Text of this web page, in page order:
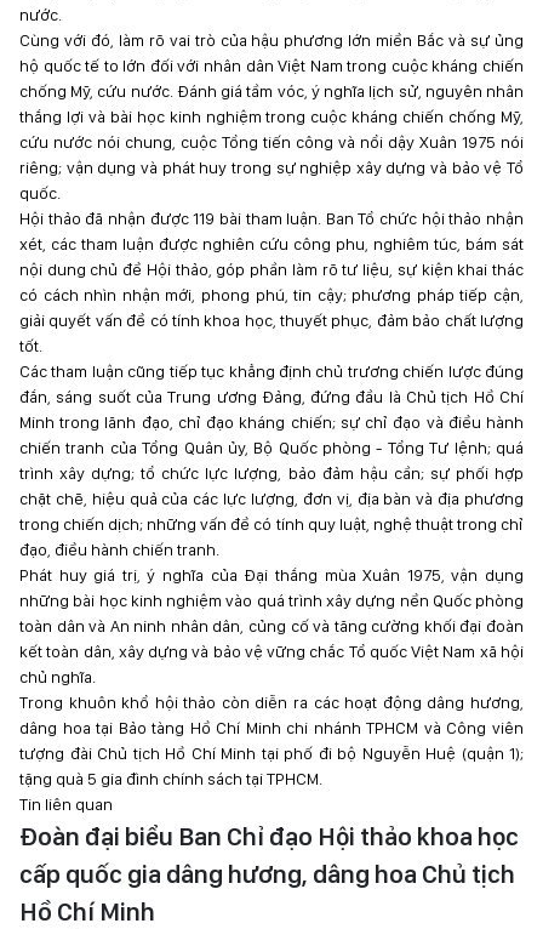
nước.
Cùng với đó, làm rõ vai trò của hậu phương lớn miền Bắc và sự ủng
hộ quốc tế to lớn đối với nhân dân Việt Nam trong cuộc kháng chiến
chống Mỹ, cứu nước. Đánh giá tầm vóc, ý nghĩa lịch sử, nguyên nhân
thắng lợi và bài học kinh nghiệm trong cuộc kháng chiến chống Mỹ,
cứu nước nói chung, cuộc Tổng tiến công và nổi dậy Xuân 1975 nói
riêng; vận dụng và phát huy trong sự nghiệp xây dựng và bảo vệ Tổ
quốc.
Hội thảo đã nhận được 119 bài tham luận. Ban Tổ chức hội thảo nhận
xét, các tham luận được nghiên cứu công phu, nghiêm túc, bám sát
nội dung chủ đề Hội thảo, góp phần làm rõ tư liệu, sự kiện khai thác
có cách nhìn nhận mới, phong phú, tin cậy; phương pháp tiếp cận,
giải quyết vấn đề có tính khoa học, thuyết phục, đảm bảo chất lượng
tốt.
Các tham luận cũng tiếp tục khẳng định chủ trương chiến lược đúng
đắn, sáng suốt của Trung ương Đảng, đứng đầu là Chủ tịch Hồ Chí
Minh trong lãnh đạo, chỉ đạo kháng chiến; sự chỉ đạo và điều hành
chiến tranh của Tổng Quân ủy, Bộ Quốc phòng - Tổng Tư lệnh; quá
trình xây dựng; tổ chức lực lượng, bảo đảm hậu cần; sự phối hợp
chặt chẽ, hiệu quả của các lực lượng, đơn vị, địa bàn và địa phương
trong chiến dịch; những vấn đề có tính quy luật, nghệ thuật trong chỉ
đạo, điều hành chiến tranh.
Phát huy giá trị, ý nghĩa của Đại thắng mùa Xuân 1975, vận dụng
những bài học kinh nghiệm vào quá trình xây dựng nền Quốc phòng
toàn dân và An ninh nhân dân, củng cố và tăng cường khối đại đoàn
kết toàn dân, xây dựng và bảo vệ vững chắc Tổ quốc Việt Nam xã hội
chủ nghĩa.
Trong khuôn khổ hội thảo còn diễn ra các hoạt động dâng hương,
dâng hoa tại Bảo tàng Hồ Chí Minh chi nhánh TPHCM và Công viên
tượng đài Chủ tịch Hồ Chí Minh tại phố đi bộ Nguyễn Huệ (quận 1);
tặng quà 5 gia đình chính sách tại TPHCM.
Tin liên quan
Đoàn đại biểu Ban Chỉ đạo Hội thảo khoa học
cấp quốc gia dâng hương, dâng hoa Chủ tịch
Hồ Chí Minh